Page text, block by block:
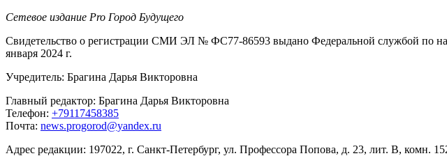
Сетевое издание Pro Город Будущего
Свидетельство о регистрации СМИ ЭЛ № ФС77-86593 выдано Федеральной службой по
января 2024 г.
Учредитель: Брагина Дарья Викторовна
Главный редактор: Брагина Дарья Викторовна
Телефон: +79117458385
Почта: news.progorod@yandex.ru
Адрес редакции: 197022, г. Санкт-Петербург, ул. Профессора Попова, д. 23, лит. В, комн.